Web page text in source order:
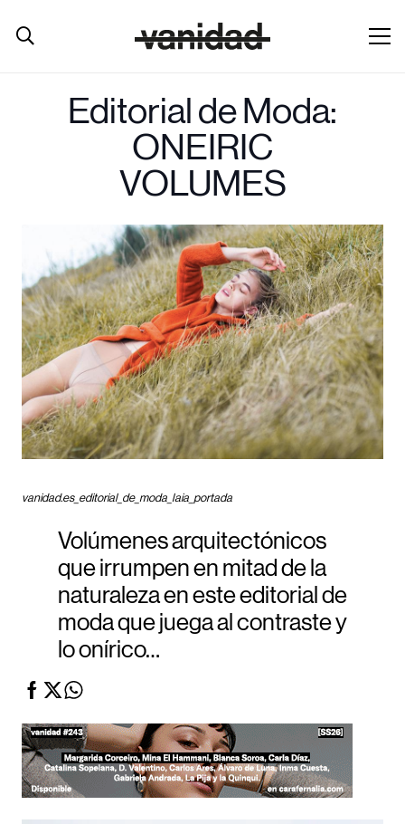
Editorial de Moda:
ONEIRIC
VOLUMES
vanidad.es_editorial_de_moda_laia_portada
Volúmenes arquitectónicos
que irrumpen en mitad de la
naturaleza en este editorial de
moda que juega al contraste y
lo onírico…